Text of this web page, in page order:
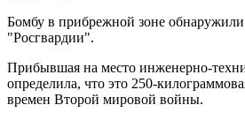
Бомбу в прибрежной зоне
"Росгвардии".
Прибывшая на место инженерно-
определила, что это 250-
времен Второй мировой войны.